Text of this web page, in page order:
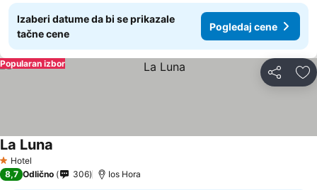
Izaberi datume da bi se prikazale
tačne cene
Pogledaj cene
Deli
Popularan izbor
1 Zvezdice
Hotel
La Luna
8,7 Odlično 306 Ios Hora